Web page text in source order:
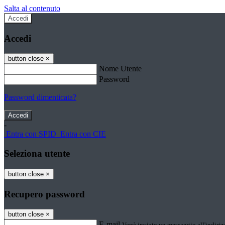
Salta al contenuto
Accedi
Accedi
button close ×
Nome Utente
Password
Password dimenticata?
-
Entra con SPID Entra con CIE
Seleziona utente
button close ×
Recupero password
button close ×